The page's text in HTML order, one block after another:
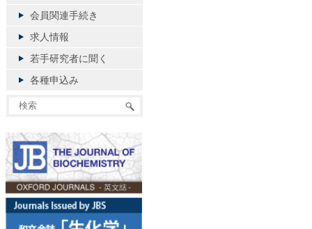
会員関連手続き
求人情報
若手研究者に聞く
各種申込み